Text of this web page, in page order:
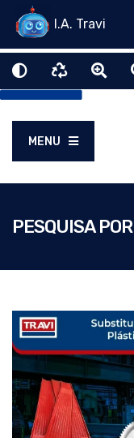
I.A. Travi
MENU
PESQUISA POR